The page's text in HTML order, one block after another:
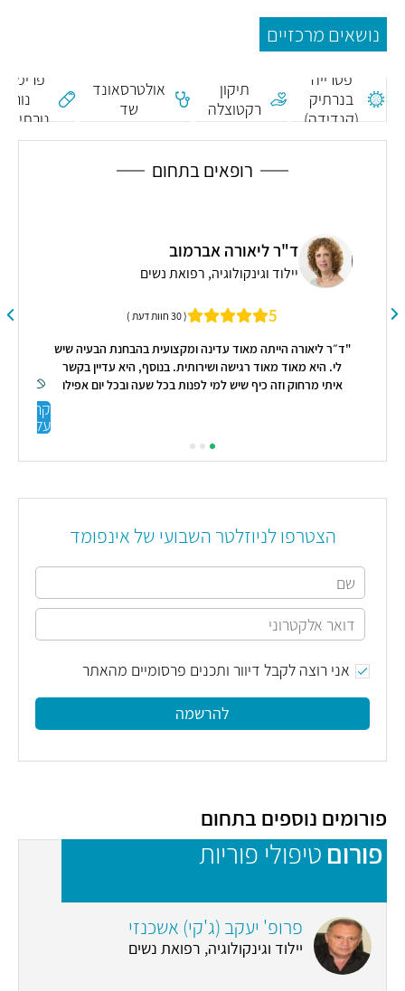
נושאים מרכזיים
פטרייה
בנרתיק
(קנדידה)
תיקון
רקטוצלה
אולטרסאונד
שד
נור -
רופאים בתחום
ד"ר ליאורה אברמוב
יילוד וגינקולוגיה, רפואת נשים
5 ( 30 חוות דעת )
"ד״ר ליאורה הייתה מאוד עדינה ומקצועית בהבחנת הבעיה שיש
לי. היא מאוד מאוד רגישה ושירותית. בנוסף, היא עדיין בקשר
איתי מרחוק וזה כיף שיש למי לפנות בכל שעה ובכל יום אפילו
קראו
עליי
הצטרפו לניוזלטר השבועי של אינפומד
אני רוצה לקבל דיוור ותכנים פרסומיים מהאתר
להרשמה
פורומים נוספים בתחום
פורום טיפולי פוריות
פרופ' יעקב (ג'קי) אשכנזי
יילוד וגינקולוגיה, רפואת נשים